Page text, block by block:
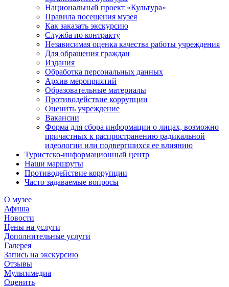
Национальный проект «Культура»
Правила посещения музея
Как заказать экскурсию
Служба по контракту
Независимая оценка качества работы учреждения
Для обращения граждан
Издания
Обработка персональных данных
Архив мероприятий
Образовательные материалы
Противодействие коррупции
Оценить учреждение
Вакансии
Форма для сбора информации о лицах, возможно
причастных к распространению радикальной
идеологии или подвергшихся ее влиянию
Туристско-информационный центр
Наши маршруты
Противодействие коррупции
Часто задаваемые вопросы
О музее
Афиша
Новости
Цены на услуги
Дополнительные услуги
Галерея
Запись на экскурсию
Отзывы
Мультимедиа
Оценить